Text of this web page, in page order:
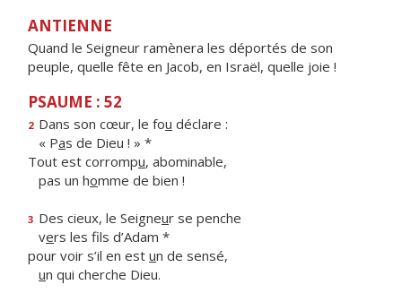
ANTIENNE
Quand le Seigneur ramènera les déportés de son
peuple, quelle fête en Jacob, en Israël, quelle joie !
PSAUME : 52
2 Dans son cœur, le fou déclare :
« Pas de Dieu ! » *
Tout est corrompu, abominable,
pas un homme de bien !
3 Des cieux, le Seigneur se penche
vers les fils d’Adam *
pour voir s’il en est un de sensé,
un qui cherche Dieu.